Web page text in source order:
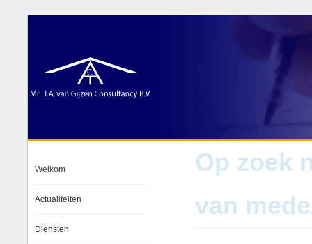
Welkom
Actualiteiten
Diensten
Op zoek
van